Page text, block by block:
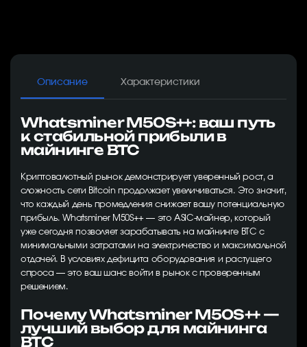
Описание Характеристики
Whatsminer M50S++: ваш путь
к стабильной прибыли в
майнинге BTC
Криптовалютный рынок демонстрирует уверенный рост, а
сложность сети Bitcoin продолжает увеличиваться. Это значит,
что каждый день промедления снижает вашу потенциальную
прибыль. Whatsminer M50S++ — это ASIC-майнер, который
уже сегодня позволяет зарабатывать на майнинге BTC с
минимальными затратами на электричество и максимальной
отдачей. В условиях дефицита оборудования и растущего
спроса — это ваш шанс войти в рынок с проверенным
решением.
Почему Whatsminer M50S++ —
лучший выбор для майнинга
BTC